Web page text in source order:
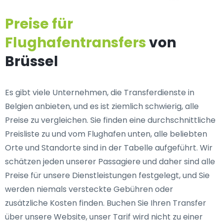
Preise für
Flughafentransfersvon
Brüssel
Es gibt viele Unternehmen, die Transferdienste in
Belgien anbieten, und es ist ziemlich schwierig, alle
Preise zu vergleichen. Sie finden eine durchschnittliche
Preisliste zu und vom Flughafen unten, alle beliebten
Orte und Standorte sind in der Tabelle aufgeführt. Wir
schätzen jeden unserer Passagiere und daher sind alle
Preise für unsere Dienstleistungen festgelegt, und Sie
werden niemals versteckte Gebühren oder
zusätzliche Kosten finden. Buchen Sie Ihren Transfer
über unsere Website, unser Tarif wird nicht zu einer